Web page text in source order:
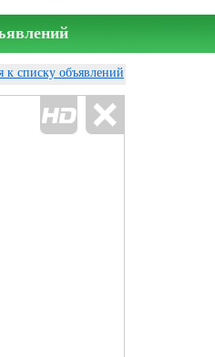
к списку объявлений